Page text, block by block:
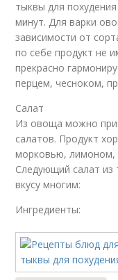
тыквы для
минут. Для варки
зависимости от
по себе продукт не
прекрасно
перцем, чесноком,
Салат
Из овоща можно
салатов. Продукт
морковью, лимоном,
Следующий салат из
вкусу многим:
Ингредиенты: